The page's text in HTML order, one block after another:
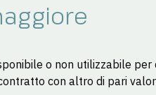
o non utilizzabile
con altro di pari